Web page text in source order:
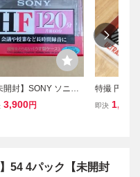
開封】SONY ソニー
ットテープ HF120分
3,900円
特撮 円谷
ン ウルト
即決 1,000
54 4パック【未開封